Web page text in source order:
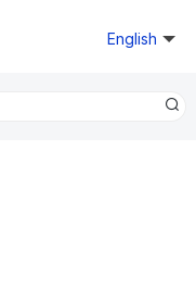
English